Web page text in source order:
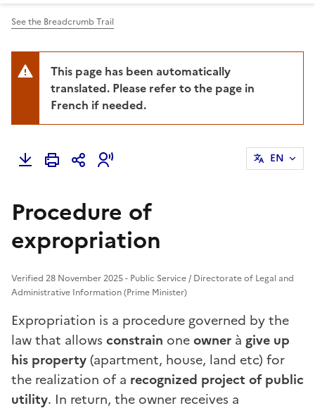
See the Breadcrumb Trail
This page has been automatically
translated. Please refer to the page in
French if needed.
EN
Procedure of
expropriation
Verified 28 November 2025 - Public Service / Directorate of Legal and
Administrative Information (Prime Minister)
Expropriation is a procedure governed by the
law that allows constrain oneowner à give up
his property(apartment, house, land etc) for
the realization of a recognized project of public
utility. In return, the owner receives a